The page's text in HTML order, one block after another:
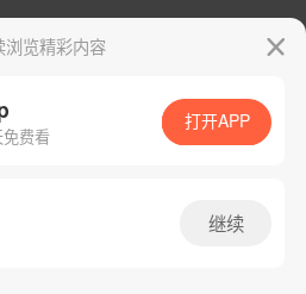
App免费看
腾漫App免费看
浏览精彩内容
费看
打开APP
继续